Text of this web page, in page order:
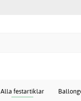
Alla festartiklar